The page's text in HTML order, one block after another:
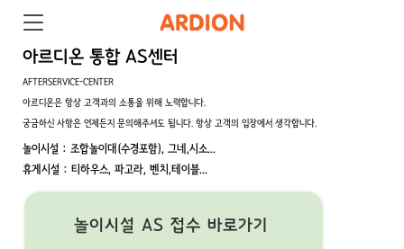
아르디온 통합 AS센터
AFTERSERVICE-CENTER
아르디온은 항상 고객과의 소통을 위해 노력합니다.
궁금하신 사항은 언제든지 문의해주셔도 됩니다. 항상 고객의 입장에서 생각합니다.
놀이시설 : 조합놀이대(수경포함), 그네,시소...
휴게시설 : 티하우스, 파고라, 벤치,테이블...
놀이시설 AS 접수 바로가기